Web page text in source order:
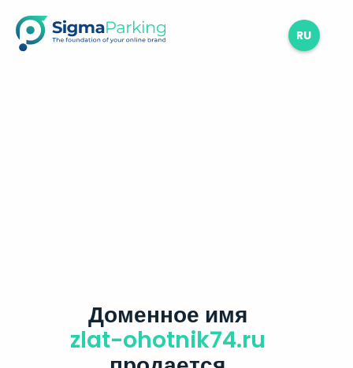
RU
Доменное имя
zlat-ohotnik74.ru